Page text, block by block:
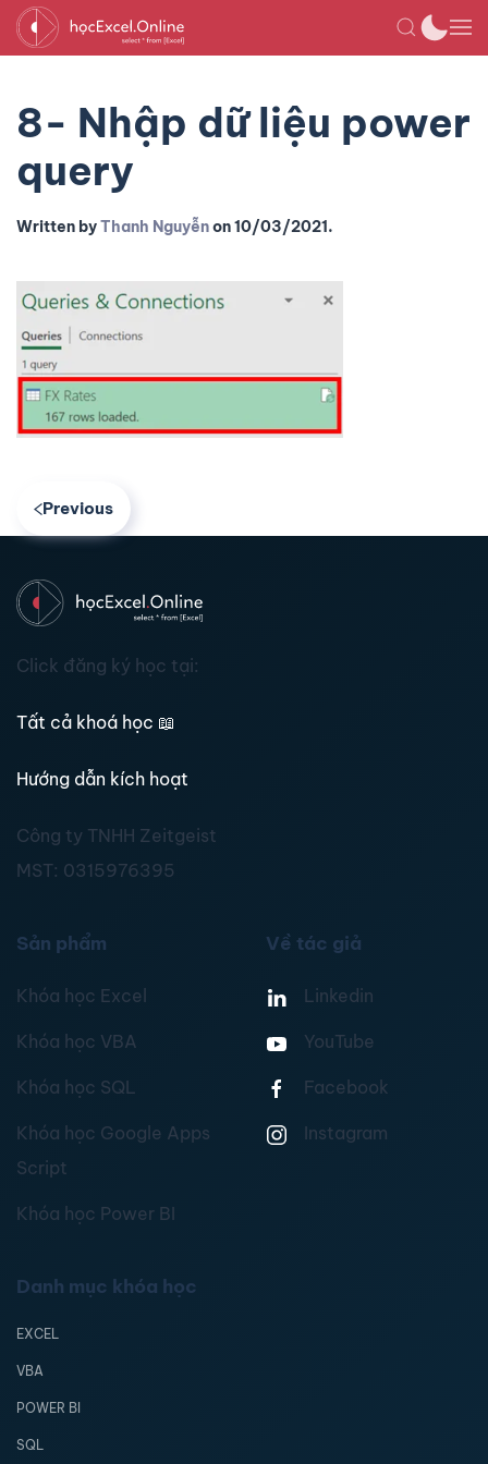
8- Nhập dữ liệu power
query
Written byThanh Nguyễnon10/03/2021.
Previous
Click đăng ký học tại:
Tất cả khoá học 📖
Hướng dẫn kích hoạt
Công ty TNHH Zeitgeist
MST: 0315976395
Sản phẩm
Khóa học Excel
Khóa học VBA
Khóa học SQL
Khóa học Google Apps
Script
Khóa học Power BI
Về tác giả
Linkedin
YouTube
Facebook
Instagram
Danh mục khóa học
EXCEL
VBA
POWER BI
SQL